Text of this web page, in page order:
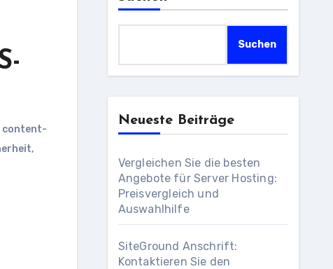
content-
,
Suchen
Neueste Beiträge
Vergleichen Sie die besten
Angebote für Server Hosting:
Preisvergleich und
Auswahlhilfe
SiteGround Anschrift:
Kontaktieren Sie den